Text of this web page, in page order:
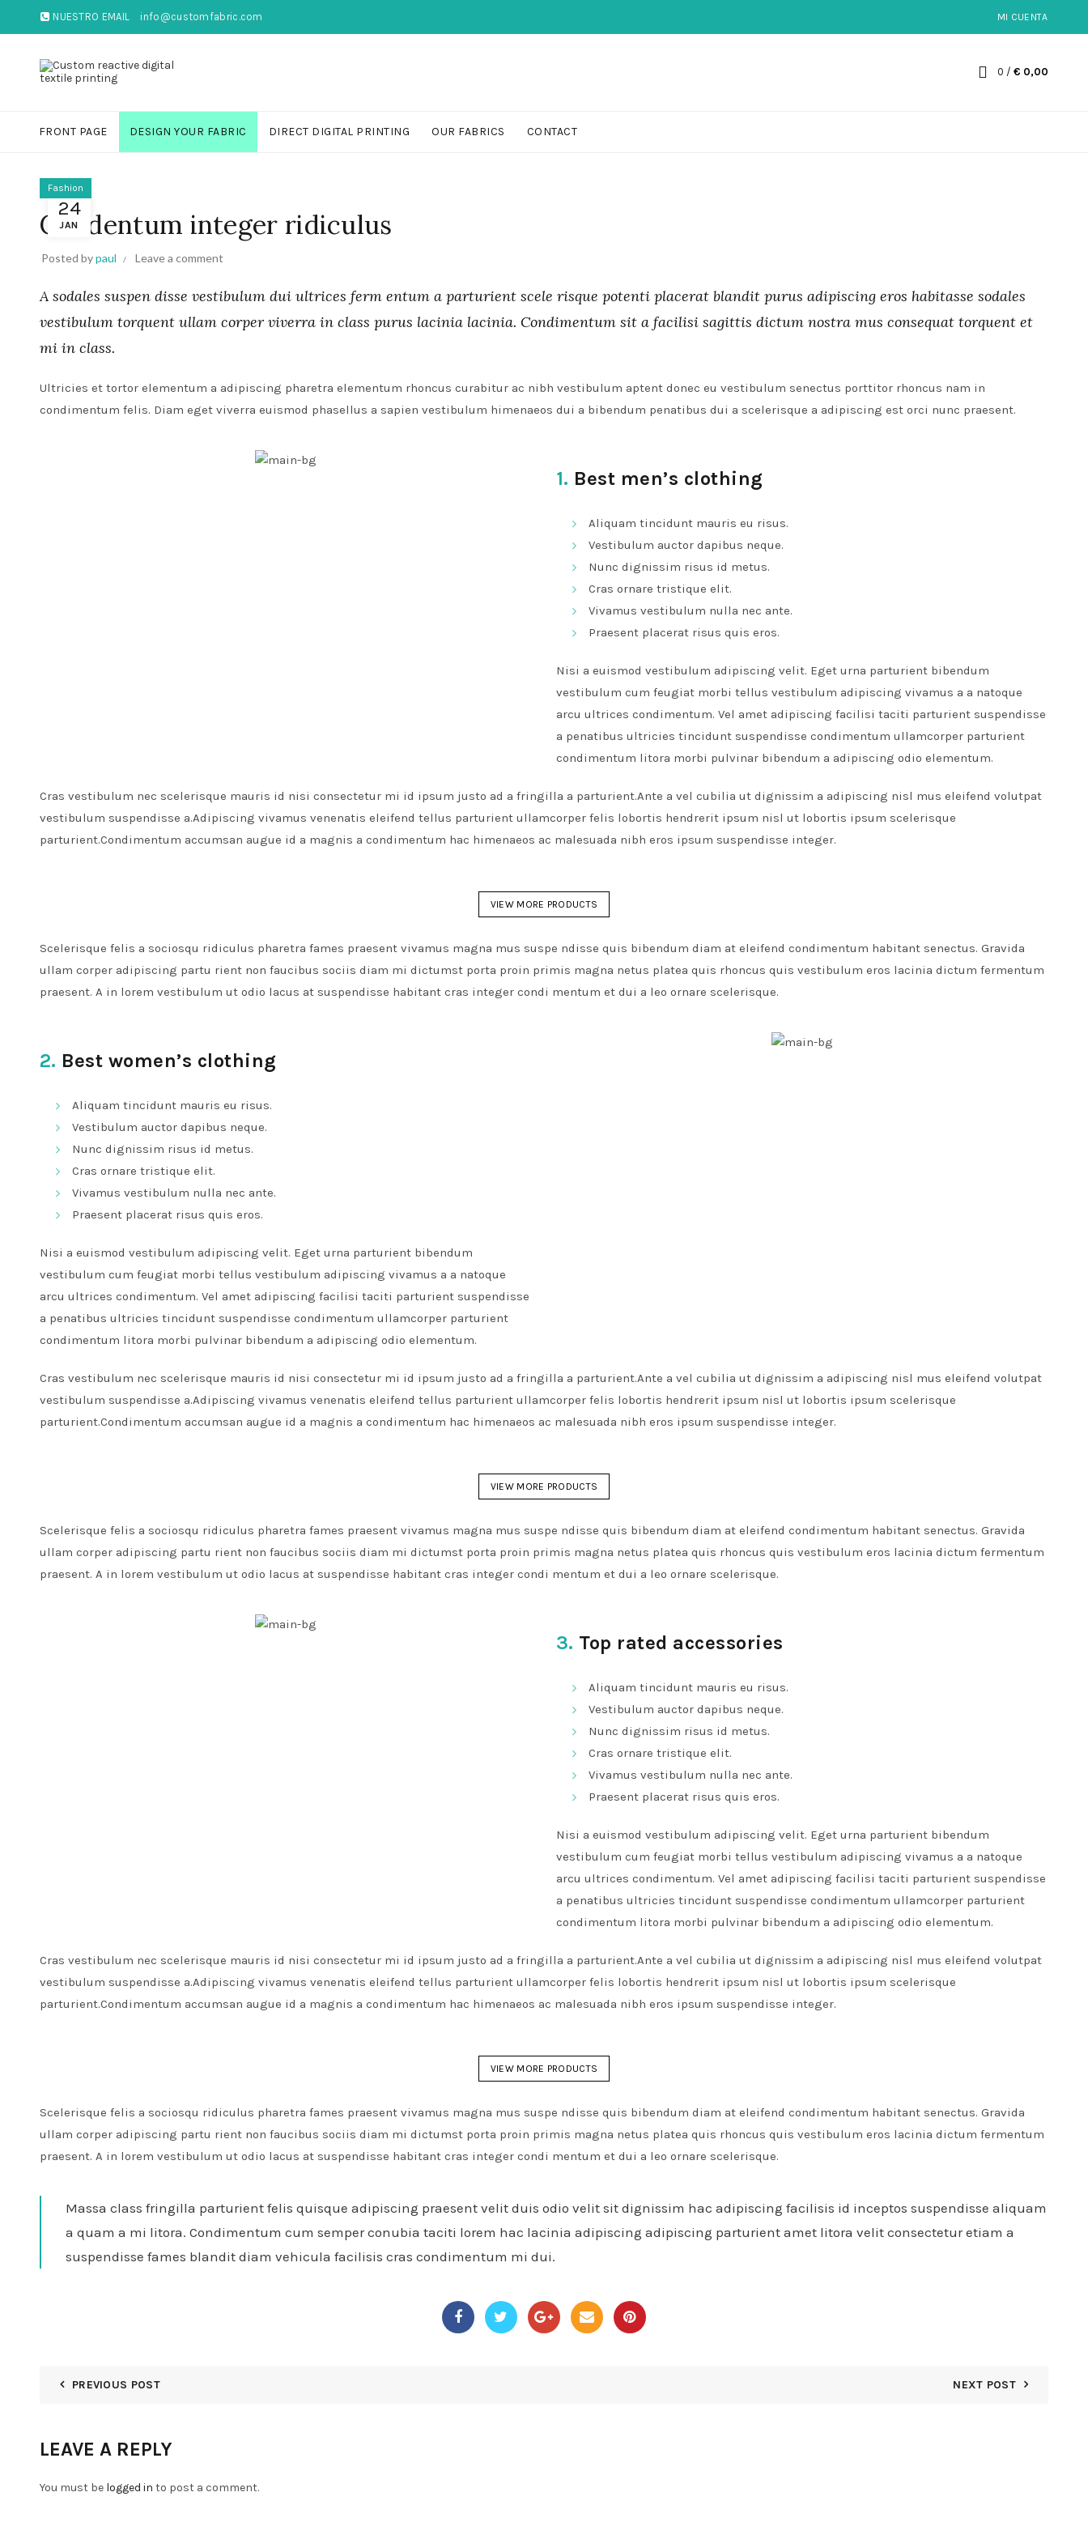
NUESTRO EMAIL info@customfabric.com MI CUENTA
0 / € 0,00
FRONT PAGE DESIGN YOUR FABRIC DIRECT DIGITAL PRINTING OUR FABRICS CONTACT
24
JAN
Fashion
Condentum integer ridiculus
Posted bypaul Leave a comment
A sodales suspen disse vestibulum dui ultrices ferm entum a parturient scele risque potenti placerat blandit purus adipiscing eros habitasse sodales
vestibulum torquent ullam corper viverra in class purus lacinia lacinia. Condimentum sit a facilisi sagittis dictum nostra mus consequat torquent et
mi in class.
Ultricies et tortor elementum a adipiscing pharetra elementum rhoncus curabitur ac nibh vestibulum aptent donec eu vestibulum senectus porttitor rhoncus nam in
condimentum felis. Diam eget viverra euismod phasellus a sapien vestibulum himenaeos dui a bibendum penatibus dui a scelerisque a adipiscing est orci nunc praesent.
1. Best men’s clothing
Aliquam tincidunt mauris eu risus.
Vestibulum auctor dapibus neque.
Nunc dignissim risus id metus.
Cras ornare tristique elit.
Vivamus vestibulum nulla nec ante.
Praesent placerat risus quis eros.
Nisi a euismod vestibulum adipiscing velit. Eget urna parturient bibendum
vestibulum cum feugiat morbi tellus vestibulum adipiscing vivamus a a natoque
arcu ultrices condimentum. Vel amet adipiscing facilisi taciti parturient suspendisse
a penatibus ultricies tincidunt suspendisse condimentum ullamcorper parturient
condimentum litora morbi pulvinar bibendum a adipiscing odio elementum.
Cras vestibulum nec scelerisque mauris id nisi consectetur mi id ipsum justo ad a fringilla a parturient.Ante a vel cubilia ut dignissim a adipiscing nisl mus eleifend volutpat
vestibulum suspendisse a.Adipiscing vivamus venenatis eleifend tellus parturient ullamcorper felis lobortis hendrerit ipsum nisl ut lobortis ipsum scelerisque
parturient.Condimentum accumsan augue id a magnis a condimentum hac himenaeos ac malesuada nibh eros ipsum suspendisse integer.
VIEW MORE PRODUCTS
Scelerisque felis a sociosqu ridiculus pharetra fames praesent vivamus magna mus suspe ndisse quis bibendum diam at eleifend condimentum habitant senectus. Gravida
ullam corper adipiscing partu rient non faucibus sociis diam mi dictumst porta proin primis magna netus platea quis rhoncus quis vestibulum eros lacinia dictum fermentum
praesent. A in lorem vestibulum ut odio lacus at suspendisse habitant cras integer condi mentum et dui a leo ornare scelerisque.
2. Best women’s clothing
Aliquam tincidunt mauris eu risus.
Vestibulum auctor dapibus neque.
Nunc dignissim risus id metus.
Cras ornare tristique elit.
Vivamus vestibulum nulla nec ante.
Praesent placerat risus quis eros.
Nisi a euismod vestibulum adipiscing velit. Eget urna parturient bibendum
vestibulum cum feugiat morbi tellus vestibulum adipiscing vivamus a a natoque
arcu ultrices condimentum. Vel amet adipiscing facilisi taciti parturient suspendisse
a penatibus ultricies tincidunt suspendisse condimentum ullamcorper parturient
condimentum litora morbi pulvinar bibendum a adipiscing odio elementum.
Cras vestibulum nec scelerisque mauris id nisi consectetur mi id ipsum justo ad a fringilla a parturient.Ante a vel cubilia ut dignissim a adipiscing nisl mus eleifend volutpat
vestibulum suspendisse a.Adipiscing vivamus venenatis eleifend tellus parturient ullamcorper felis lobortis hendrerit ipsum nisl ut lobortis ipsum scelerisque
parturient.Condimentum accumsan augue id a magnis a condimentum hac himenaeos ac malesuada nibh eros ipsum suspendisse integer.
VIEW MORE PRODUCTS
Scelerisque felis a sociosqu ridiculus pharetra fames praesent vivamus magna mus suspe ndisse quis bibendum diam at eleifend condimentum habitant senectus. Gravida
ullam corper adipiscing partu rient non faucibus sociis diam mi dictumst porta proin primis magna netus platea quis rhoncus quis vestibulum eros lacinia dictum fermentum
praesent. A in lorem vestibulum ut odio lacus at suspendisse habitant cras integer condi mentum et dui a leo ornare scelerisque.
3. Top rated accessories
Aliquam tincidunt mauris eu risus.
Vestibulum auctor dapibus neque.
Nunc dignissim risus id metus.
Cras ornare tristique elit.
Vivamus vestibulum nulla nec ante.
Praesent placerat risus quis eros.
Nisi a euismod vestibulum adipiscing velit. Eget urna parturient bibendum
vestibulum cum feugiat morbi tellus vestibulum adipiscing vivamus a a natoque
arcu ultrices condimentum. Vel amet adipiscing facilisi taciti parturient suspendisse
a penatibus ultricies tincidunt suspendisse condimentum ullamcorper parturient
condimentum litora morbi pulvinar bibendum a adipiscing odio elementum.
Cras vestibulum nec scelerisque mauris id nisi consectetur mi id ipsum justo ad a fringilla a parturient.Ante a vel cubilia ut dignissim a adipiscing nisl mus eleifend volutpat
vestibulum suspendisse a.Adipiscing vivamus venenatis eleifend tellus parturient ullamcorper felis lobortis hendrerit ipsum nisl ut lobortis ipsum scelerisque
parturient.Condimentum accumsan augue id a magnis a condimentum hac himenaeos ac malesuada nibh eros ipsum suspendisse integer.
VIEW MORE PRODUCTS
Scelerisque felis a sociosqu ridiculus pharetra fames praesent vivamus magna mus suspe ndisse quis bibendum diam at eleifend condimentum habitant senectus. Gravida
ullam corper adipiscing partu rient non faucibus sociis diam mi dictumst porta proin primis magna netus platea quis rhoncus quis vestibulum eros lacinia dictum fermentum
praesent. A in lorem vestibulum ut odio lacus at suspendisse habitant cras integer condi mentum et dui a leo ornare scelerisque.
Massa class fringilla parturient felis quisque adipiscing praesent velit duis odio velit sit dignissim hac adipiscing facilisis id inceptos suspendisse aliquam
a quam a mi litora. Condimentum cum semper conubia taciti lorem hac lacinia adipiscing adipiscing parturient amet litora velit consectetur etiam a
suspendisse fames blandit diam vehicula facilisis cras condimentum mi dui.
PREVIOUS POST NEXT POST
LEAVE A REPLY
You must be logged in to post a comment.